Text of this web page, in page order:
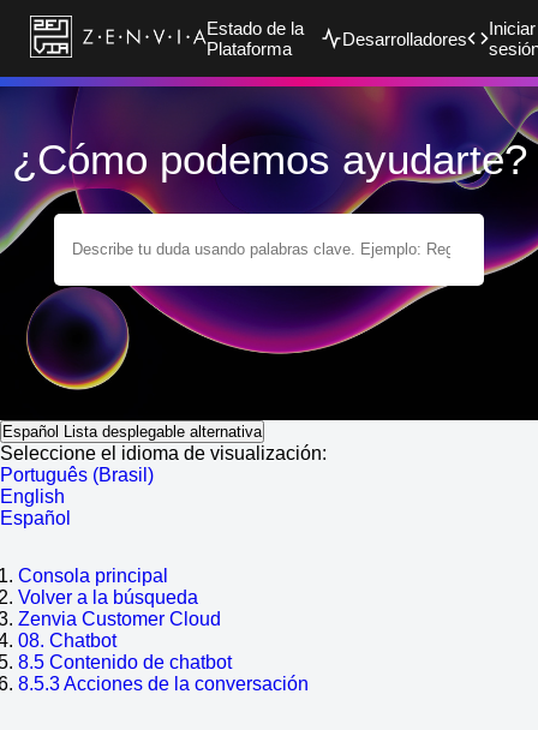
Estado de la
Plataforma
Desarrolladores
Iniciar
¿Cómo podemos ayudarte?
Español Lista desplegable alternativa
Seleccione el idioma de visualización:
Português (Brasil)
English
Español
Consola principal
Volver a la búsqueda
Zenvia Customer Cloud
08. Chatbot
8.5 Contenido de chatbot
8.5.3 Acciones de la conversación